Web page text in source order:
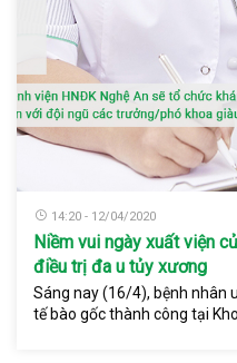
14:20 - 12/04/2020
Niềm vui ngày xuất viện
điều trị đa u tủy xương
Sáng nay (16/4), bệnh nhân
tế bào gốc thành công tại